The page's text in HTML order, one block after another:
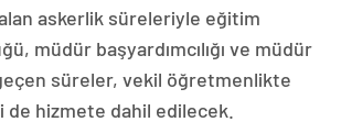
askerlik süreleriyle eğitim
müdür başyardımcılığı ve müdür
geçen süreler, vekil öğretmenlikte
hizmete dahil edilecek.